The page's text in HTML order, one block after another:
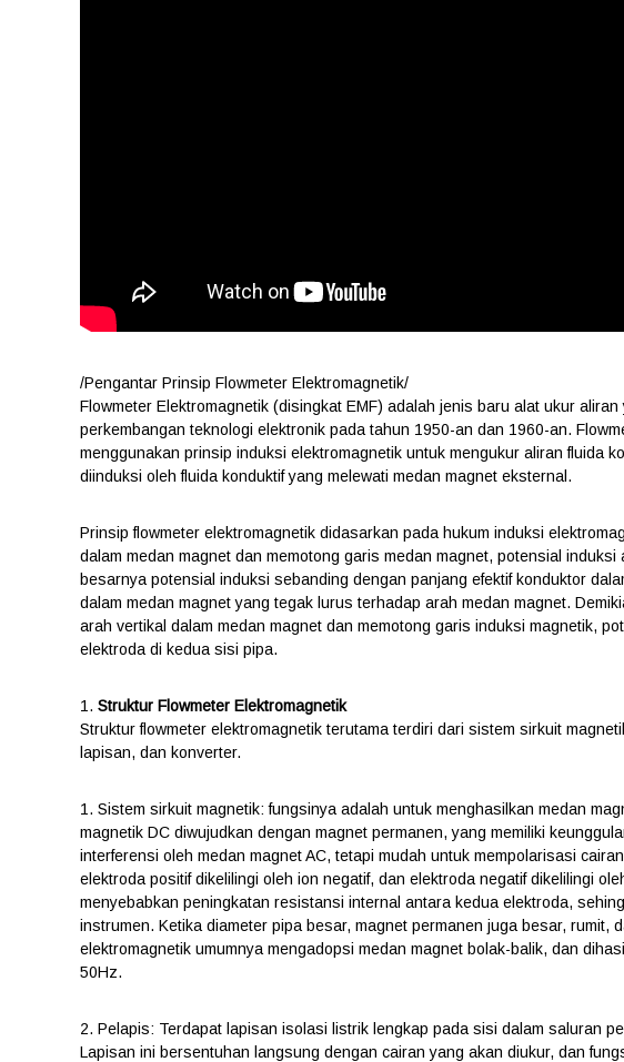
/Pengantar Prinsip Flowmeter Elektromagnetik/
Flowmeter Elektromagnetik (disingkat EMF) adalah jenis baru alat ukur
perkembangan teknologi elektronik pada tahun 1950-an dan 1960-an.
menggunakan prinsip induksi elektromagnetik untuk mengukur aliran fluida
diinduksi oleh fluida konduktif yang melewati medan magnet eksternal.
Prinsip flowmeter elektromagnetik didasarkan pada hukum induksi
dalam medan magnet dan memotong garis medan magnet, potensial
besarnya potensial induksi sebanding dengan panjang efektif konduktor
dalam medan magnet yang tegak lurus terhadap arah medan magnet.
arah vertikal dalam medan magnet dan memotong garis induksi magnetik,
elektroda di kedua sisi pipa.
1. Struktur Flowmeter Elektromagnetik
Struktur flowmeter elektromagnetik terutama terdiri dari sistem sirkuit
lapisan, dan konverter.
1. Sistem sirkuit magnetik: fungsinya adalah untuk menghasilkan medan
magnetik DC diwujudkan dengan magnet permanen, yang memiliki
interferensi oleh medan magnet AC, tetapi mudah untuk mempolarisasi
elektroda positif dikelilingi oleh ion negatif, dan elektroda negatif dikelilingi
menyebabkan peningkatan resistansi internal antara kedua elektroda,
instrumen. Ketika diameter pipa besar, magnet permanen juga besar, rumit,
elektromagnetik umumnya mengadopsi medan magnet bolak-balik, dan
50Hz.
2. Pelapis: Terdapat lapisan isolasi listrik lengkap pada sisi dalam saluran
Lapisan ini bersentuhan langsung dengan cairan yang akan diukur, dan